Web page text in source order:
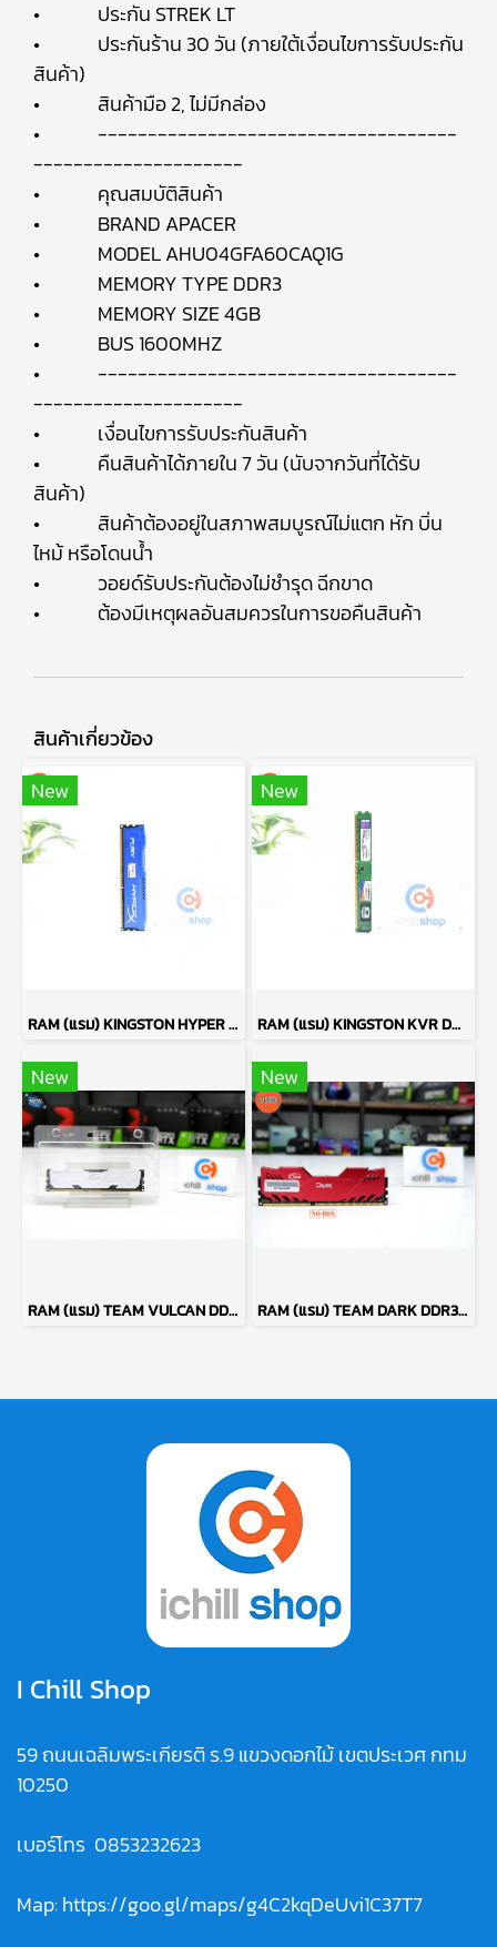
• ประกัน STREK LT
• ประกันร้าน 30 วัน (ภายใต้เงื่อนไขการรับประกัน
สินค้า)
• สินค้ามือ 2, ไม่มีกล่อง
• ------------------------------------
---------------------
• คุณสมบัติสินค้า
• BRAND APACER
• MODEL AHU04GFA60CAQ1G
• MEMORY TYPE DDR3
• MEMORY SIZE 4GB
• BUS 1600MHZ
• ------------------------------------
---------------------
• เงื่อนไขการรับประกันสินค้า
• คืนสินค้าได้ภายใน 7 วัน (นับจากวันที่ได้รับ
สินค้า)
• สินค้าต้องอยู่ในสภาพสมบูรณ์ไม่แตก หัก บิ่น
ไหม้ หรือโดนน้ำ
• วอยด์รับประกันต้องไม่ชำรุด ฉีกขาด
• ต้องมีเหตุผลอันสมควรในการขอคืนสินค้า
สินค้าเกี่ยวข้อง
New
RAM (แรม) KINGSTON HYPER X FURY DDR3 4GB (4GBX1) 1600MHz P09973
New
RAM (แรม) KINGSTON KVR DDR3 2GB (2GBX1) 1333MHz P17382
New
RAM (แรม) TEAM VULCAN DDR3 4GB 1600MHZ (ของใหม่) P11418
New
RAM (แรม) TEAM DARK DDR3 4GB 1600MHZ P12022
I Chill Shop
59 ถนนเฉลิมพระเกียรติ ร.9 แขวงดอกไม้ เขตประเวศ กทม
10250
เบอร์โทร 0853232623
Map:https://goo.gl/maps/g4C2kqDeUvi1C37T7